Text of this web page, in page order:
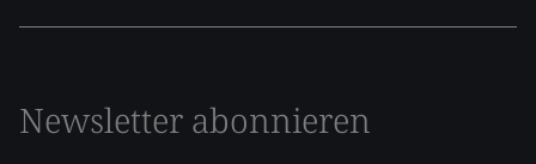
Newsletter abonnieren